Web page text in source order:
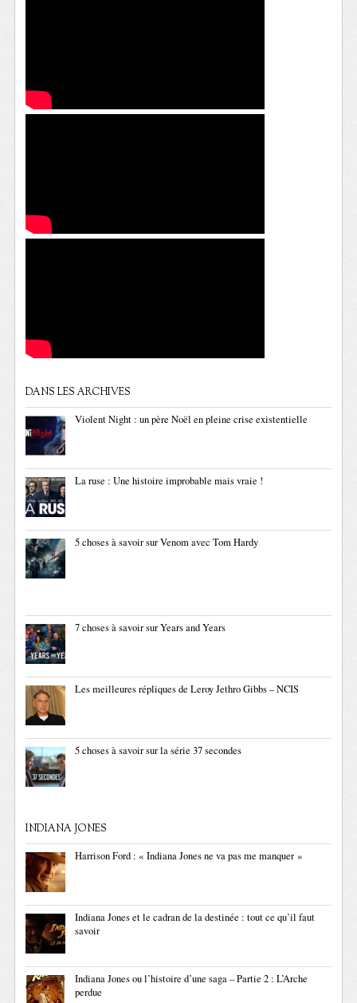
DANS LES ARCHIVES
Violent Night : un père Noël en pleine crise existentielle
La ruse : Une histoire improbable mais vraie !
5 choses à savoir sur Venom avec Tom Hardy
7 choses à savoir sur Years and Years
Les meilleures répliques de Leroy Jethro Gibbs – NCIS
5 choses à savoir sur la série 37 secondes
INDIANA JONES
Harrison Ford : « Indiana Jones ne va pas me manquer »
Indiana Jones et le cadran de la destinée : tout ce qu’il faut
savoir
Indiana Jones ou l’histoire d’une saga – Partie 2 : L’Arche
perdue